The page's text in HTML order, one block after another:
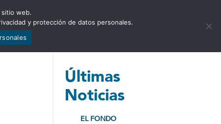
NOTICIAS CONTÁCTENOS
Últimas
Noticias
EL FONDO
sitio web.
y protección de datos personales.